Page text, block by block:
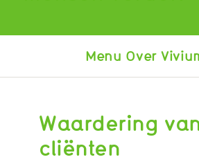
Over
Certificering
Klachten
Dienstverleningsovereenkomst
Waardering
cliënten